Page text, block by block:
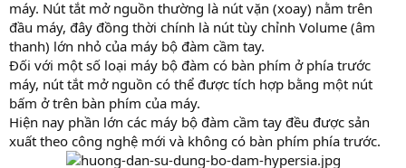
máy. Nút tắt mở nguồn thường là nút vặn (xoay) nằm trên
đầu máy, đây đồng thời chính là nút tùy chỉnh Volume (âm
thanh) lớn nhỏ của máy bộ đàm cầm tay.
Đối với một số loại máy bộ đàm có bàn phím ở phía trước
máy, nút tắt mở nguồn có thể được tích hợp bằng một nút
bấm ở trên bàn phím của máy.
Hiện nay phần lớn các máy bộ đàm cầm tay đều được sản
xuất theo công nghệ mới và không có bàn phím phía trước.